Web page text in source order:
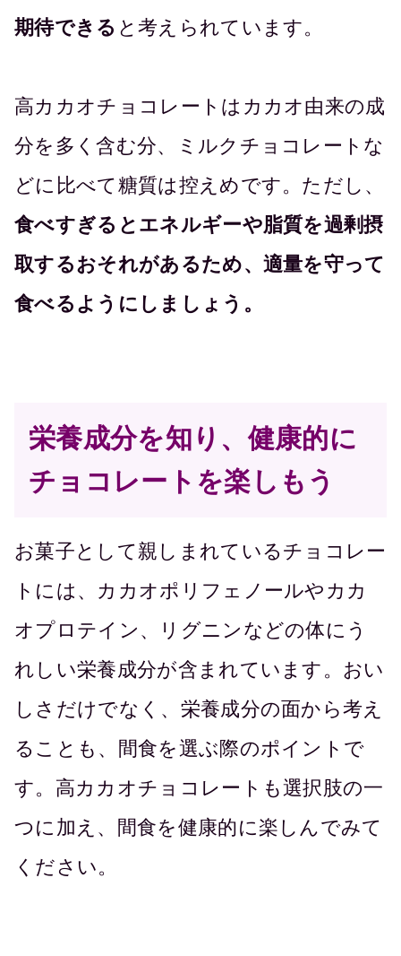
期待できる と考えられています。
高カカオチョコレートはカカオ由来の成
分を多く含む分、ミルクチョコレートな
どに比べて糖質は控えめです。ただし、
食べすぎるとエネルギーや脂質を過剰摂
取するおそれがあるため、適量を守って
食べるようにしましょう。
栄養成分を知り、健康的に
チョコレートを楽しもう
お菓子として親しまれているチョコレー
トには、カカオポリフェノールやカカ
オプロテイン、リグニンなどの体にう
れしい栄養成分が含まれています。おい
しさだけでなく、栄養成分の面から考え
ることも、間食を選ぶ際のポイントで
す。高カカオチョコレートも選択肢の一
つに加え、間食を健康的に楽しんでみて
ください。